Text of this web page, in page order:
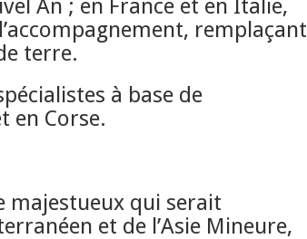
An ; en France et en Italie,
remplaçant
terre.
à base de
en Corse.
majestueux qui serait
et de l’Asie Mineure,